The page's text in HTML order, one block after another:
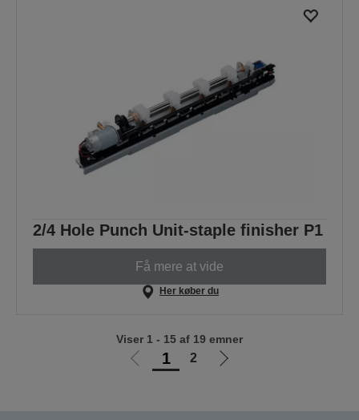
2/4 Hole Punch Unit-staple finisher P1
Få mere at vide
Her køber du
Gå
1 2
Gå
Viser 1 - 15 af 19 emner